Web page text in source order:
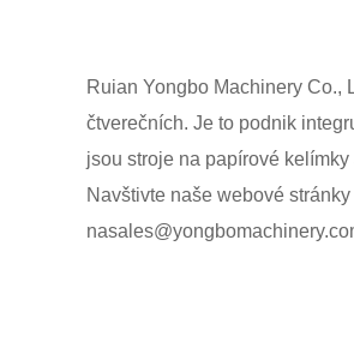
Ruian Yongbo Machinery Co.,
čtverečních. Je to podnik
jsou stroje na papírové
Navštivte naše webové
na